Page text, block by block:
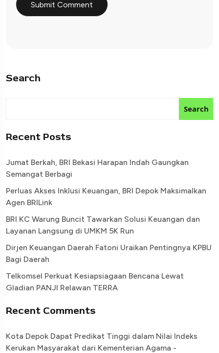
Search
Search
Recent Posts
Jumat Berkah, BRI Bekasi Harapan Indah Gaungkan
Semangat Berbagi
Perluas Akses Inklusi Keuangan, BRI Depok Maksimalkan
Agen BRILink
BRI KC Warung Buncit Tawarkan Solusi Keuangan dan
Layanan Langsung di UMKM 5K Run
Dirjen Keuangan Daerah Fatoni Uraikan Pentingnya KPBU
Bagi Daerah
Telkomsel Perkuat Kesiapsiagaan Bencana Lewat
Gladian PANJI Relawan TERRA
Recent Comments
Kota Depok Dapat Predikat Tinggi dalam Nilai Indeks
Kerukan Masyarakat dari Kementerian Agama -